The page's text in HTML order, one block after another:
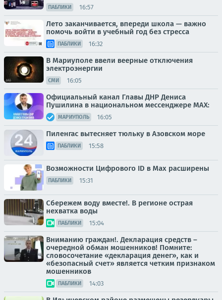
ПАБЛИКИ 16:57
Лето заканчивается, впереди школа — важно
помочь войти в учебный год без стресса
ПАБЛИКИ 16:32
В Мариуполе ввели веерные отключения
электроэнергии
СМИ 16:05
Официальный канал Главы ДНР Дениса
Пушилина в национальном мессенджере MAX:
МАРИУПОЛЬ 16:05
Пиленгас вытесняет тюльку в Азовском море
ПАБЛИКИ 15:58
Возможности Цифрового ID в Мах расширены
ПАБЛИКИ 15:31
Сбережем воду вместе!. В регионе острая
нехватка воды
ПАБЛИКИ 15:04
Вниманию граждан!. Декларация средств –
очередной обман мошенников! Помните:
словосочетание «декларация денег», как и
«безопасный счет» является четким признаком
мошенников
ПАБЛИКИ 14:03